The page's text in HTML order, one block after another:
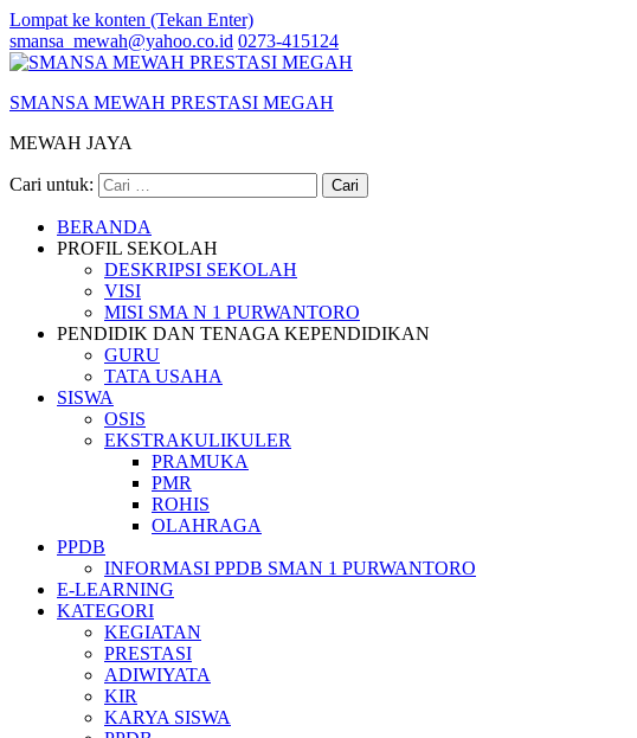
Lompat ke konten (Tekan Enter)
smansa_mewah@yahoo.co.id 0273-415124
SMANSA MEWAH PRESTASI MEGAH
MEWAH JAYA
Cari untuk:
BERANDA
PROFIL SEKOLAH
DESKRIPSI SEKOLAH
VISI
MISI SMA N 1 PURWANTORO
PENDIDIK DAN TENAGA KEPENDIDIKAN
GURU
TATA USAHA
SISWA
OSIS
EKSTRAKULIKULER
PRAMUKA
PMR
ROHIS
OLAHRAGA
PPDB
INFORMASI PPDB SMAN 1 PURWANTORO
E-LEARNING
KATEGORI
KEGIATAN
PRESTASI
ADIWIYATA
KIR
KARYA SISWA